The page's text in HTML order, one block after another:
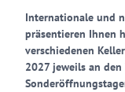
Internationale und
präsentieren Ihnen
verschiedenen
2027 jeweils an